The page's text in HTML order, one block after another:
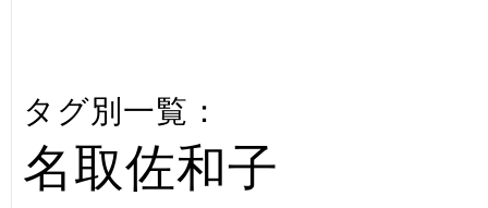
タグ別一覧：
名取佐和子